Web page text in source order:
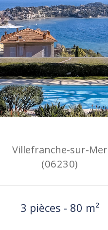
Villefranche-sur-Mer
(06230)
3 pièces - 80 m²